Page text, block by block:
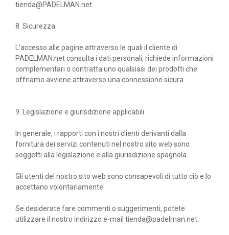
tienda@PADELMAN.net.
8. Sicurezza
L'accesso alle pagine attraverso le quali il cliente di
PADELMAN.net consulta i dati personali, richiede informazioni
complementari o contratta uno qualsiasi dei prodotti che
offriamo avviene attraverso una connessione sicura.
9. Legislazione e giurisdizione applicabili
In generale, i rapporti con i nostri clienti derivanti dalla
fornitura dei servizi contenuti nel nostro sito web sono
soggetti alla legislazione e alla giurisdizione spagnola.
Gli utenti del nostro sito web sono consapevoli di tutto ciò e lo
accettano volontariamente.
Se desiderate fare commenti o suggerimenti, potete
utilizzare il nostro indirizzo e-mail tienda@padelman.net.